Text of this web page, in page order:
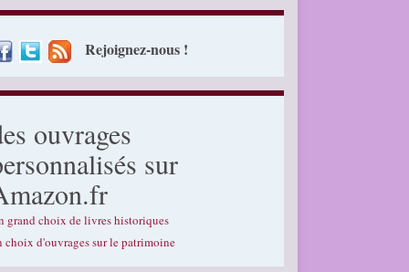
Rejoignez-nous !
ouvrages
sur
grand choix de livres historiques
choix d'ouvrages sur le patrimoine